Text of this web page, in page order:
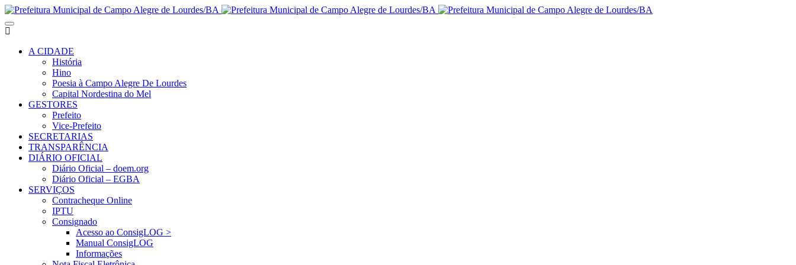
A CIDADE
História
Hino
Poesia à Campo Alegre De Lourdes
Capital Nordestina do Mel
GESTORES
Prefeito
Vice-Prefeito
SECRETARIAS
TRANSPARÊNCIA
DIÁRIO OFICIAL
Diário Oficial – doem.org
Diário Oficial – EGBA
SERVIÇOS
Contracheque Online
IPTU
Consignado
Acesso ao ConsigLOG >
Manual ConsigLOG
Informações